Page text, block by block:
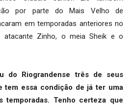
por parte do Mais Velho de
em temporadas anteriores no
atacante Zinho, o meia Sheik e o
do Riograndense três de seus
tem essa condição de já ter uma
temporadas. Tenho certeza que